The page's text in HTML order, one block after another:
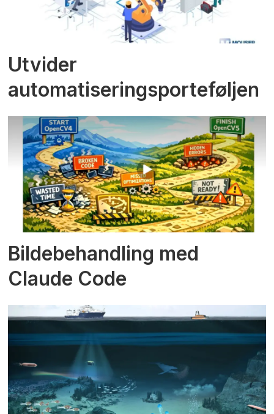
Utvider
automatiseringsporteføljen
Bildebehandling med
Claude Code